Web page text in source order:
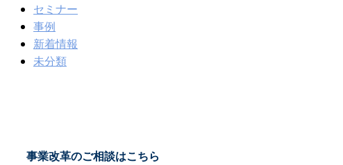
セミナー
事例
新着情報
未分類
事業改革のご相談はこちら